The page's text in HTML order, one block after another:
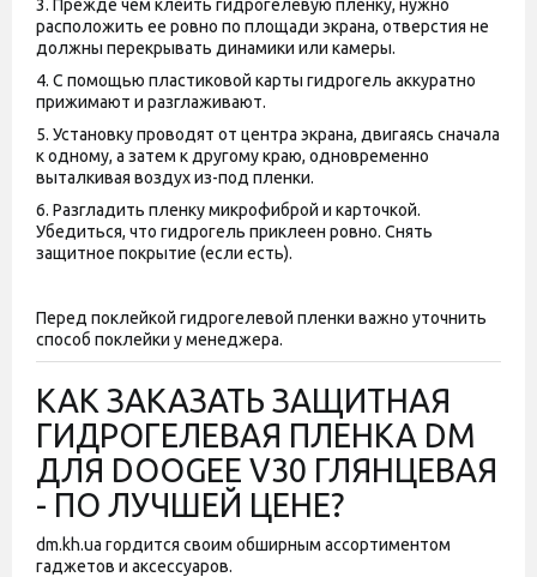
3. Прежде чем клеить гидрогелевую пленку, нужно
расположить ее ровно по площади экрана, отверстия не
должны перекрывать динамики или камеры.
4. С помощью пластиковой карты гидрогель аккуратно
прижимают и разглаживают.
5. Установку проводят от центра экрана, двигаясь сначала
к одному, а затем к другому краю, одновременно
выталкивая воздух из-под пленки.
6. Разгладить пленку микрофиброй и карточкой.
Убедиться, что гидрогель приклеен ровно. Снять
защитное покрытие (если есть).
Перед поклейкой гидрогелевой пленки важно уточнить
способ поклейки у менеджера.
КАК ЗАКАЗАТЬ ЗАЩИТНАЯ
ГИДРОГЕЛЕВАЯ ПЛЕНКА DM
ДЛЯ DOOGEE V30 ГЛЯНЦЕВАЯ
- ПО ЛУЧШЕЙ ЦЕНЕ?
dm.kh.ua гордится своим обширным ассортиментом
гаджетов и аксессуаров.